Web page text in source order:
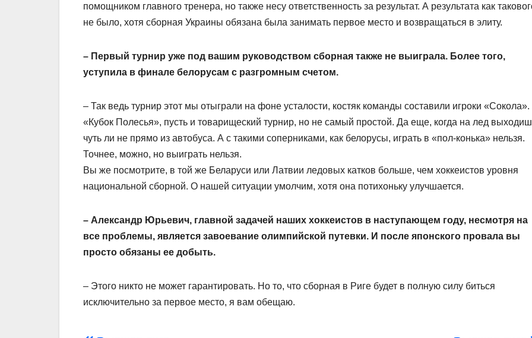
помощником главного тренера, но также несу ответственность за результат. А результата как
не было, хотя сборная Украины обязана была занимать первое место и возвращаться в элиту.
– Первый турнир уже под вашим руководством сборная также не выиграла. Более того,
уступила в финале белорусам с разгромным счетом.
– Так ведь турнир этот мы отыграли на фоне усталости, костяк команды составили игроки
«Кубок Полесья», пусть и товарищеский турнир, но не самый простой. Да еще, когда на лед
чуть ли не прямо из автобуса. А с такими соперниками, как белорусы, играть в «пол-конька» нельзя.
Точнее, можно, но выиграть нельзя.
Вы же посмотрите, в той же Беларуси или Латвии ледовых катков больше, чем хоккеистов уровня
национальной сборной. О нашей ситуации умолчим, хотя она потихоньку улучшается.
– Александр Юрьевич, главной задачей наших хоккеистов в наступающем году, несмотря на
все проблемы, является завоевание олимпийской путевки. И после японского провала вы
просто обязаны ее добыть.
– Этого никто не может гарантировать. Но то, что сборная в Риге будет в полную силу биться
исключительно за первое место, я вам обещаю.